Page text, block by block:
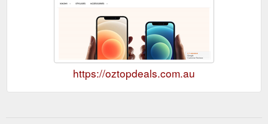
https://oztopdeals.com.au